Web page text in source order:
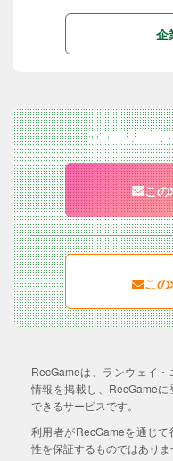
企
この求人案件
この
この
RecGameは、ランウェイ
情報を掲載し、RecGame
できるサービスです。
利用者がRecGameを通じ
性を保証するものではありま